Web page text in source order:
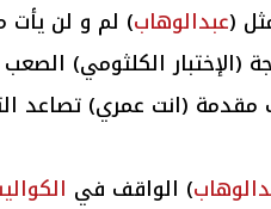
(عبدالوهاب) لم و لن يأت
(الإختبار الكلثومي)
مقدمة (انت عمري) تصاعد
) الواقف في